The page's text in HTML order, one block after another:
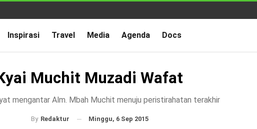
Inspirasi Travel Media Agenda Docs
Muchit Muzadi Wafat
mengantar Alm. Mbah Muchit menuju peristirahatan terakhir
By Redaktur Minggu, 6 Sep 2015